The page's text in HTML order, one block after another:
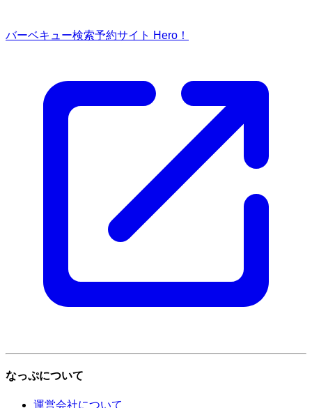
バーベキュー検索予約サイト Hero！
なっぷについて
運営会社について